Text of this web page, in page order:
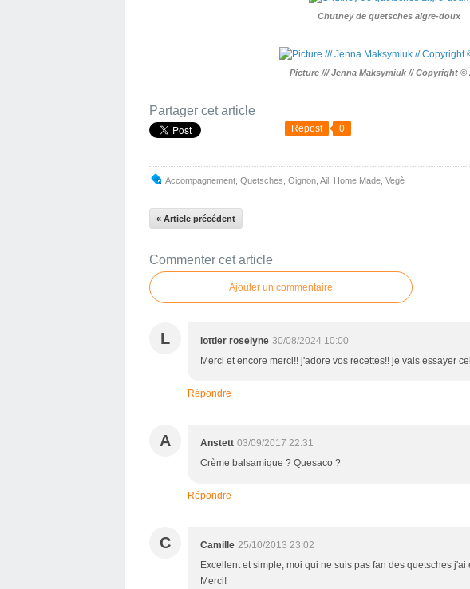
Chutney de quetsches aigre-doux
Picture /// Jenna Maksymiuk // Copyright ©
Partager cet article
Repost 0
Accompagnement Quetsches Oignon Ail Home Made Vegè
« Article précédent
Commenter cet article
Ajouter un commentaire
L lottier roselyne 30/08/2024 10:00
Merci et encore merci!! j'adore vos recettes!! je vais essayer
Répondre
A Anstett 03/09/2017 22:31
Crème balsamique ? Quesaco ?
Répondre
C Camille 25/10/2013 23:02
Excellent et simple, moi qui ne suis pas fan des quetsches
Merci!